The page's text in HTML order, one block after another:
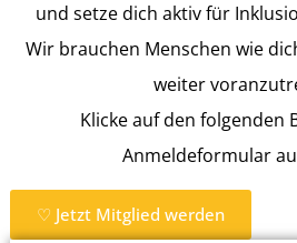
und setze dich aktiv für
Wir brauchen Menschen wie
weiter
Klicke auf den folgenden
Anmeldeformular
♡ Jetzt Mitglied werden